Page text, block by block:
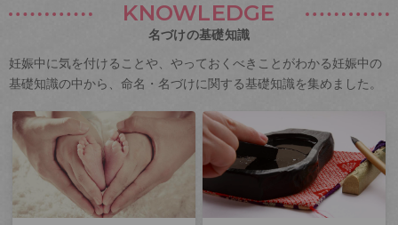
KNOWLEDGE
名づけの基礎知識
妊娠中に気を付けることや、やっておくべきことがわかる妊娠中の
基礎知識の中から、命名・名づけに関する基礎知識を集めました。